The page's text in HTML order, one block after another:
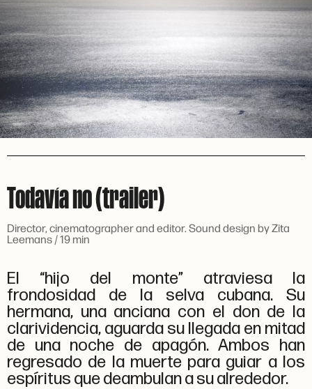
Todavía no (trailer)
Director, cinematographer and editor. Sound design by Zita
Leemans / 19 min
El “hijo del monte” atraviesa la
frondosidad de la selva cubana. Su
hermana, una anciana con el don de la
clarividencia, aguarda su llegada en mitad
de una noche de apagón. Ambos han
regresado de la muerte para guiar a los
espíritus que deambulan a su alrededor.